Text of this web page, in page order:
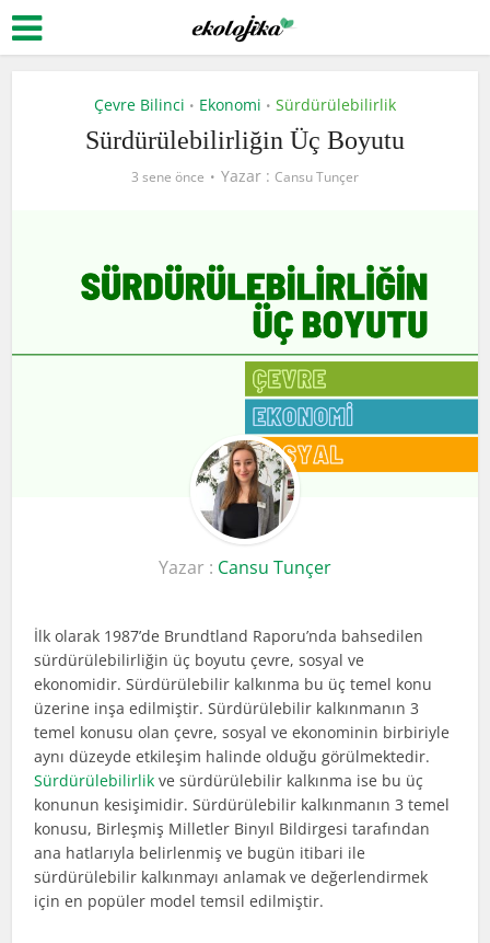
Çevre Bilinci • Ekonomi • Sürdürülebilirlik
Sürdürülebilirliğin Üç Boyutu
3 sene önce Yazar : Cansu Tunçer
Yazar : Cansu Tunçer
İlk olarak 1987’de Brundtland Raporu’nda bahsedilen
sürdürülebilirliğin üç boyutu çevre, sosyal ve
ekonomidir. Sürdürülebilir kalkınma bu üç temel konu
üzerine inşa edilmiştir. Sürdürülebilir kalkınmanın 3
temel konusu olan çevre, sosyal ve ekonominin birbiriyle
aynı düzeyde etkileşim halinde olduğu görülmektedir.
Sürdürülebilirlik ve sürdürülebilir kalkınma ise bu üç
konunun kesişimidir. Sürdürülebilir kalkınmanın 3 temel
konusu, Birleşmiş Milletler Binyıl Bildirgesi tarafından
ana hatlarıyla belirlenmiş ve bugün itibari ile
sürdürülebilir kalkınmayı anlamak ve değerlendirmek
için en popüler model temsil edilmiştir.